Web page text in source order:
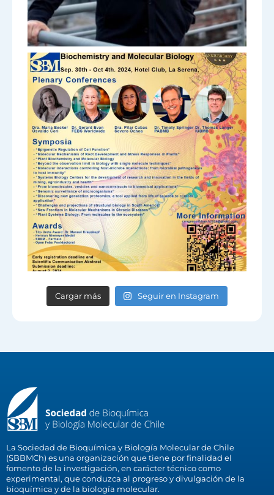
Cargar más Seguir en Instagram
La Sociedad de Bioquímica y Biología Molecular de Chile
(SBBMCh) es una organización que tiene por finalidad el
fomento de la investigación, en carácter técnico como
experimental, que conduzca al progreso y divulgación de la
bioquímica y de la biología molecular.